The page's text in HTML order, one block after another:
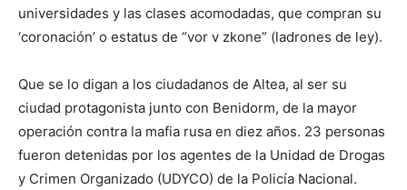
universidades y las clases acomodadas, que compran su
‘coronación’ o estatus de “vor v zkone” (ladrones de ley).
Que se lo digan a los ciudadanos de Altea, al ser su
ciudad protagonista junto con Benidorm, de la mayor
operación contra la mafia rusa en diez años. 23 personas
fueron detenidas por los agentes de la Unidad de Drogas
y Crimen Organizado (UDYCO) de la Policía Nacional.